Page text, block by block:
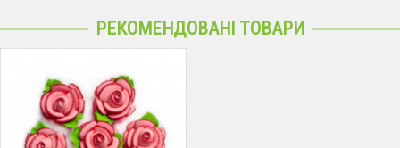
РЕКОМЕНДОВАНІ ТОВАРИ